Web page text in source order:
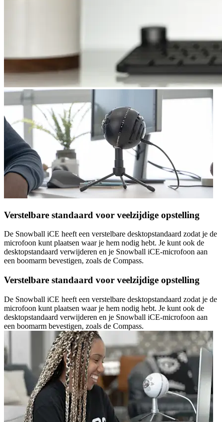
Verstelbare standaard voor veelzijdige opstelling
De Snowball iCE heeft een verstelbare desktopstandaard zodat je de
microfoon kunt plaatsen waar je hem nodig hebt. Je kunt ook de
desktopstandaard verwijderen en je Snowball iCE-microfoon aan
een boomarm bevestigen, zoals de Compass.
Verstelbare standaard voor veelzijdige opstelling
De Snowball iCE heeft een verstelbare desktopstandaard zodat je de
microfoon kunt plaatsen waar je hem nodig hebt. Je kunt ook de
desktopstandaard verwijderen en je Snowball iCE-microfoon aan
een boomarm bevestigen, zoals de Compass.